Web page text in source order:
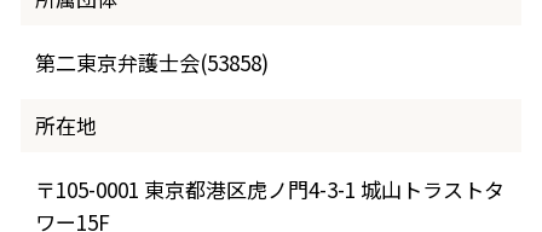
第二東京弁護士会(53858)
所在地
〒105-0001 東京都港区虎ノ門4-3-1 城山トラストタ
ワー15F